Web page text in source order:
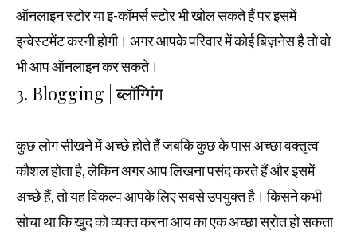
ऑनलाइन स्टोर या इ-कॉमर्स स्टोर भी खोल सकते हैं पर इसमें
इन्वेस्टमेंट करनी होगी। अगर आपके परिवार में कोई बिज़नेस है तो वो
भी आप ऑनलाइन कर सकते।
3. Blogging | ब्लॉग्गिंग
कुछ लोग सीखने में अच्छे होते हैं जबकि कुछ के पास अच्छा वक्तृत्व
कौशल होता है, लेकिन अगर आप लिखना पसंद करते हैं और इसमें
अच्छे हैं, तो यह विकल्प आपके लिए सबसे उपयुक्त है। किसने कभी
सोचा था कि खुद को व्यक्त करना आय का एक अच्छा स्रोत हो सकता